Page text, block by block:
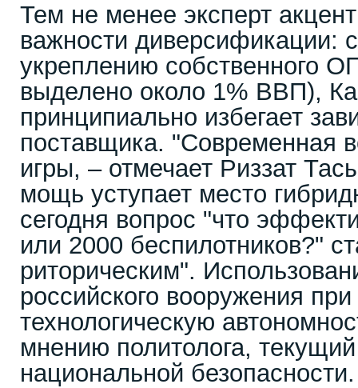
Тем не менее эксперт
важности диверсификации:
укреплению собственного
выделено около 1% ВВП),
принципиально избегает
поставщика. "Современная
игры, – отмечает Риззат
мощь уступает место
сегодня вопрос "что
или 2000 беспилотников?"
риторическим".
российского вооружения
технологическую
мнению политолога,
национальной безопасности.